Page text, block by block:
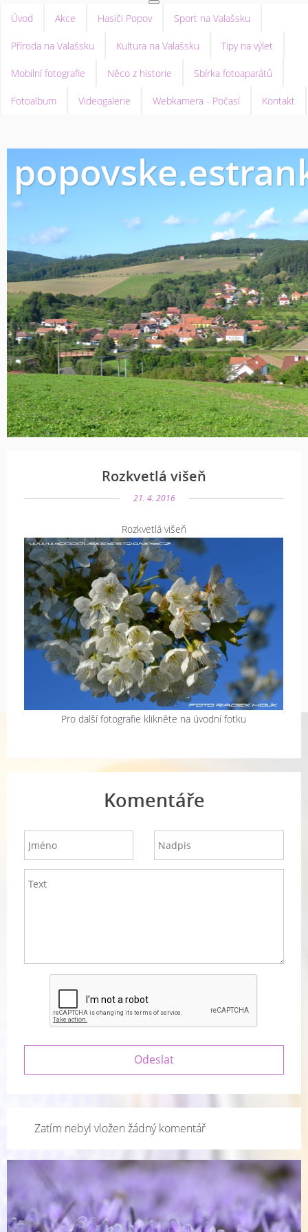
Úvod Akce Hasiči Popov Sport na Valašsku
Příroda na Valašsku Kultura na Valašsku Tipy na výlet
Mobilní fotografie Něco z historie Sbírka fotoaparátů
Fotoalbum Videogalerie Webkamera - Počasí Kontakt
Rozkvetlá višeň
21. 4. 2016
Rozkvetlá višeň
Pro další fotografie klikněte na úvodní fotku
Komentáře
Zatím nebyl vložen žádný komentář